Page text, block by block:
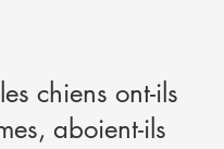
chiens ont-ils
aboient-ils